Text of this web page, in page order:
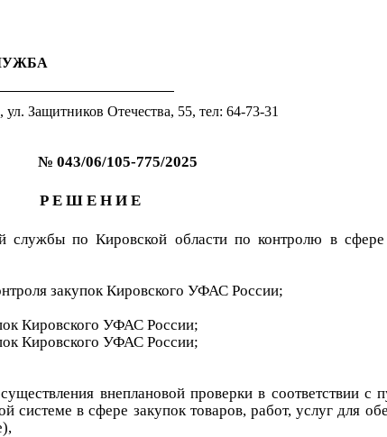
ул. Защитников Отечества, 55, тел: 64-73-31
№ 043/06/105-775/2025
Р Е Ш Е Н И Е
службы по Кировской области по контролю в
закупок Кировского УФАС России;
Кировского УФАС России;
Кировского УФАС России;
внеплановой проверки в соответствии с
в сфере закупок товаров, работ, услуг для